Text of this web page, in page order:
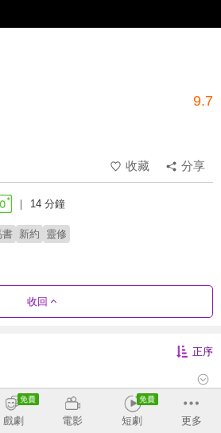
9.7
收藏
分享
14 分鐘
書 新約 靈修
收回
正序
戲劇 電影 短劇 更多